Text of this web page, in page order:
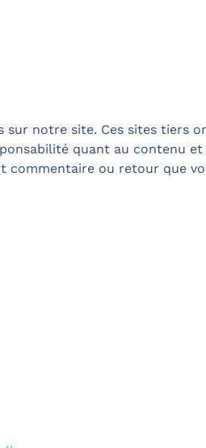
sur notre site. Ces sites tiers
quant au contenu
commentaire ou retour que